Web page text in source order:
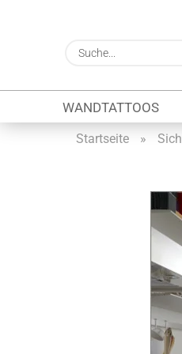
WANDTATTOOS
Startseite »